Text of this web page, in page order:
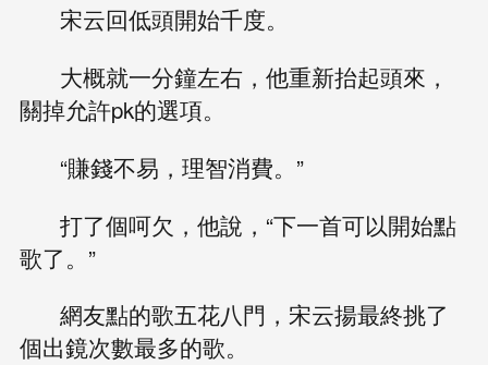
宋云回低頭開始千度。
大概就一分鐘左右，他重新抬起頭來，
關掉允許pk的選項。
“賺錢不易，理智消費。”
打了個呵欠，他說，“下一首可以開始點
歌了。”
網友點的歌五花八門，宋云揚最終挑了
個出鏡次數最多的歌。